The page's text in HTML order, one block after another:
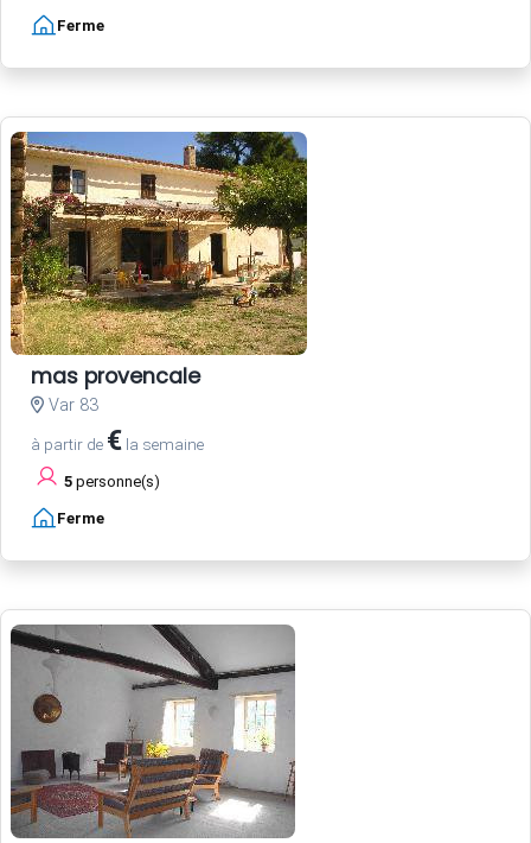
Ferme
mas provencale
Var 83
à partir de € la semaine
5 personne(s)
Ferme